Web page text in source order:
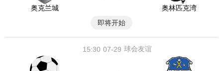
奥克兰城
奥林匹克湾
即将开始
07-29
15:30 球会友谊